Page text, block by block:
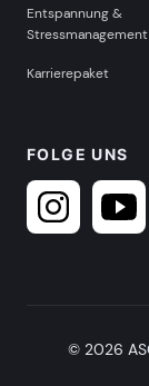
Entspannung &
Stressmanagement
Karrierepaket
FOLGE UNS
© 2026